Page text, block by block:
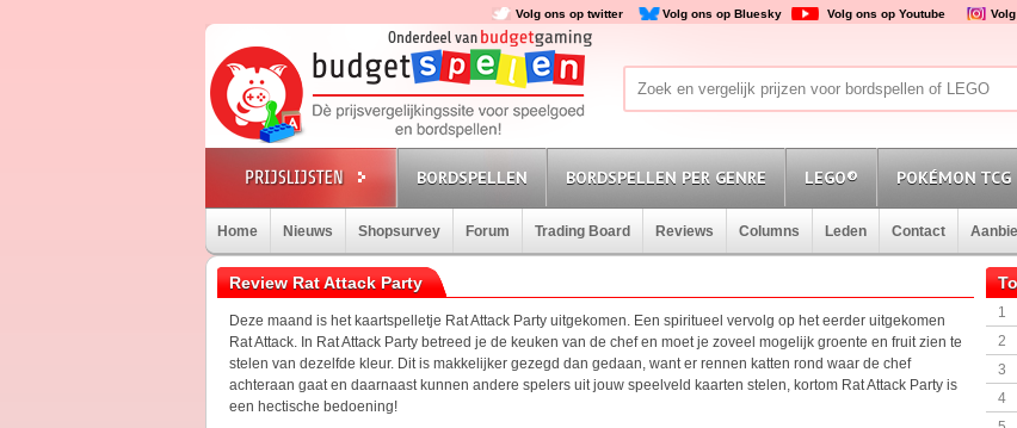
Volg ons op twitter Volg ons op Bluesky Volg ons op Youtube
BORDSPELLEN BORDSPELLEN PER GENRE LEGO® POKÉMON TCG
Home Nieuws Shopsurvey Forum Trading Board Reviews Columns Leden Contact
Review Rat Attack Party
Deze maand is het kaartspelletje Rat Attack Party uitgekomen. Een spiritueel vervolg op het eerder uitgekomen
Rat Attack. In Rat Attack Party betreed je de keuken van de chef en moet je zoveel mogelijk groente en fruit zien te
stelen van dezelfde kleur. Dit is makkelijker gezegd dan gedaan, want er rennen katten rond waar de chef
achteraan gaat en daarnaast kunnen andere spelers uit jouw speelveld kaarten stelen, kortom Rat Attack Party is
een hectische bedoening!
1
2
3
4